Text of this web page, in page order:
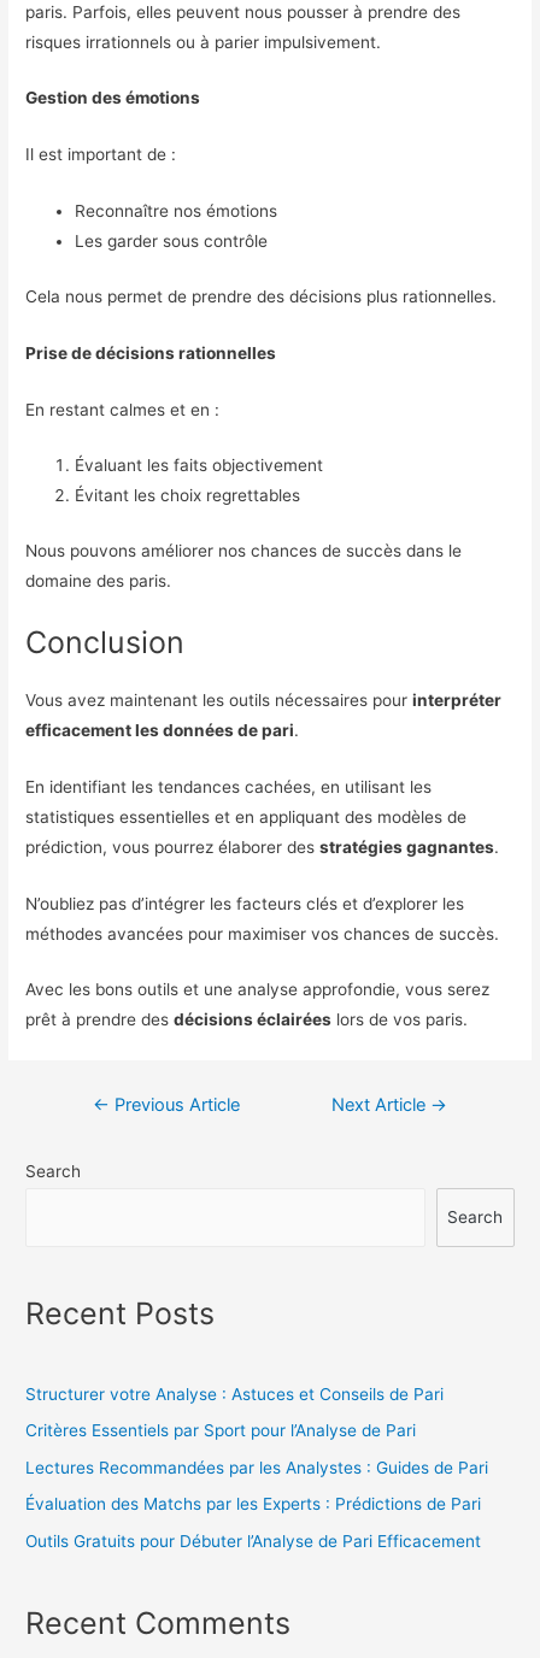
paris. Parfois, elles peuvent nous pousser à prendre des
risques irrationnels ou à parier impulsivement.
Gestion des émotions
Il est important de :
Reconnaître nos émotions
Les garder sous contrôle
Cela nous permet de prendre des décisions plus rationnelles.
Prise de décisions rationnelles
En restant calmes et en :
Évaluant les faits objectivement
Évitant les choix regrettables
Nous pouvons améliorer nos chances de succès dans le
domaine des paris.
Conclusion
Vous avez maintenant les outils nécessaires pourinterpréter
efficacement les données de pari.
En identifiant les tendances cachées, en utilisant les
statistiques essentielles et en appliquant des modèles de
prédiction, vous pourrez élaborer desstratégies gagnantes.
N’oubliez pas d’intégrer les facteurs clés et d’explorer les
méthodes avancées pour maximiser vos chances de succès.
Avec les bons outils et une analyse approfondie, vous serez
prêt à prendre desdécisions éclairées lors de vos paris.
Navigation
l’article
← Previous Article Next Article →
Search
Search
Recent Posts
Structurer votre Analyse : Astuces et Conseils de Pari
Critères Essentiels par Sport pour l’Analyse de Pari
Lectures Recommandées par les Analystes : Guides de Pari
Évaluation des Matchs par les Experts : Prédictions de Pari
Outils Gratuits pour Débuter l’Analyse de Pari Efficacement
Recent Comments